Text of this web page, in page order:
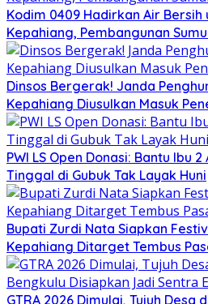
Kodim 0409 Hadirkan Air Bersih
Kepahiang, Pembangunan
Dinsos Bergerak! Janda
Kepahiang Diusulkan Masuk
PWI LS Open Donasi: Bantu Ibu
Tinggal di Gubuk Tak Layak Huni
Bupati Zurdi Nata Siapkan
Kepahiang Ditarget Tembus
GTRA 2026 Dimulai, Tujuh Desa